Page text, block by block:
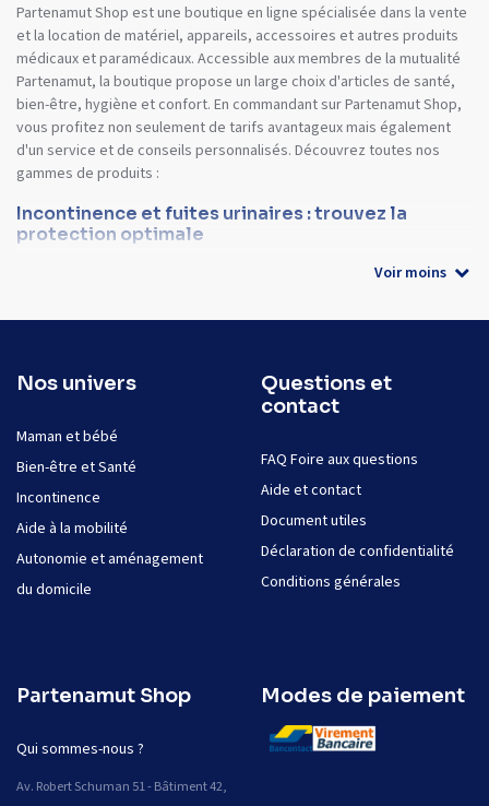
Partenamut Shop est une boutique en ligne spécialisée dans la vente
et la location de matériel, appareils, accessoires et autres produits
médicaux et paramédicaux. Accessible aux membres de la mutualité
Partenamut, la boutique propose un large choix d'articles de santé,
bien-être, hygiène et confort. En commandant sur Partenamut Shop,
vous profitez non seulement de tarifs avantageux mais également
d'un service et de conseils personnalisés. Découvrez toutes nos
gammes de produits :
Incontinence et fuites urinaires : trouvez la
protection optimale
Voir moins
Nos univers
Maman et bébé
Bien-être et Santé
Incontinence
Aide à la mobilité
Autonomie et aménagement
du domicile
Questions et
contact
FAQ Foire aux questions
Aide et contact
Document utiles
Déclaration de confidentialité
Conditions générales
Partenamut Shop
Qui sommes-nous ?
Av. Robert Schuman 51 - Bâtiment 42,
Modes de paiement